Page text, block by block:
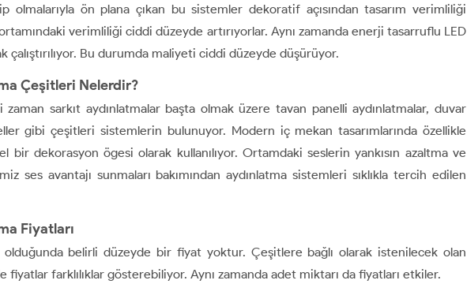
olmalarıyla ön plana çıkan bu sistemler dekoratif açısından tasarım verimliliği
ortamındaki verimliliği ciddi düzeyde artırıyorlar. Aynı zamanda enerji tasarruflu LED
çalıştırılıyor. Bu durumda maliyeti ciddi düzeyde düşürüyor.
Çeşitleri Nelerdir?
sarkıt aydınlatmalar başta olmak üzere tavan panelli aydınlatmalar, duvar
gibi çeşitleri sistemlerin bulunuyor. Modern iç mekan tasarımlarında özellikle
bir dekorasyon ögesi olarak kullanılıyor. Ortamdaki seslerin yankısın azaltma ve
ses avantajı sunmaları bakımından aydınlatma sistemleri sıklıkla tercih edilen
Fiyatları
olduğunda belirli düzeyde bir fiyat yoktur. Çeşitlere bağlı olarak istenilecek olan
fiyatlar farklılıklar gösterebiliyor. Aynı zamanda adet miktarı da fiyatları etkiler.